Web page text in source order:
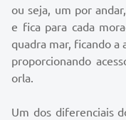
ou seja, um por
e fica para cada
quadra mar, ficando a
proporcionando
orla.
Um dos diferenciais